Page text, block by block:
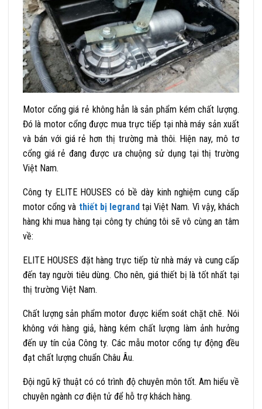
Motor cổng giá rẻ không hẳn là sản phẩm kém chất lượng.
Đó là motor cổng được mua trực tiếp tại nhà máy sản xuất
và bán với giá rẻ hơn thị trường mà thôi. Hiện nay, mô tơ
cổng giá rẻ đang được ưa chuộng sử dụng tại thị trường
Việt Nam.
Công ty ELITE HOUSES có bề dày kinh nghiệm cung cấp
motor cổng và thiết bị legrandtại Việt Nam. Vì vậy, khách
hàng khi mua hàng tại công ty chúng tôi sẽ vô cùng an tâm
về:
ELITE HOUSES đặt hàng trực tiếp từ nhà máy và cung cấp
đến tay người tiêu dùng. Cho nên, giá thiết bị là tốt nhất tại
thị trường Việt Nam.
Chất lượng sản phẩm motor được kiểm soát chặt chẽ. Nói
không với hàng giả, hàng kém chất lượng làm ảnh hưởng
đến uy tín của Công ty. Các mẫu motor cổng tự động đều
đạt chất lượng chuẩn Châu Âu.
Đội ngũ kỹ thuật có có trình độ chuyên môn tốt. Am hiểu về
chuyên ngành cơ điện tử để hỗ trợ khách hàng.